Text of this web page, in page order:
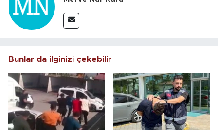
Bunlar da ilginizi çekebilir